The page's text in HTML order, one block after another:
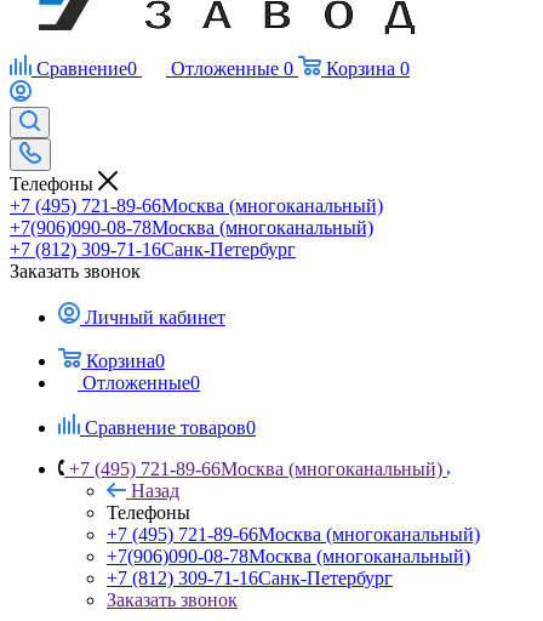
Сравнение0 Отложенные 0 Корзина 0
Телефоны
+7 (495) 721-89-66Москва (многоканальный)
+7(906)090-08-78Москва (многоканальный)
+7 (812) 309-71-16Санк-Петербург
Заказать звонок
Личный кабинет
Корзина0
Отложенные0
Сравнение товаров0
+7 (495) 721-89-66Москва (многоканальный)
Назад
Телефоны
+7 (495) 721-89-66Москва (многоканальный)
+7(906)090-08-78Москва (многоканальный)
+7 (812) 309-71-16Санк-Петербург
Заказать звонок